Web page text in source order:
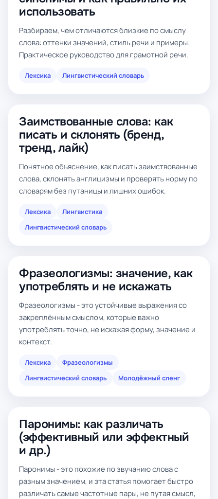
использовать
Разбираем, чем отличаются близкие по смыслу
слова: оттенки значений, стиль речи и примеры.
Практическое руководство для грамотной речи.
Лексика Лингвистический словарь
Заимствованные слова: как
писать и склонять (бренд,
тренд, лайк)
Понятное объяснение, как писать заимствованные
слова, склонять англицизмы и проверять норму по
словарям без путаницы и лишних ошибок.
Лексика
Лингвистика
Лингвистический словарь
Фразеологизмы: значение, как
употреблять и не искажать
Фразеологизмы - это устойчивые выражения со
закреплённым смыслом, которые важно
употреблять точно, не искажая форму, значение и
контекст.
Лексика
Фразеологизмы
Лингвистический словарь
Молодёжный сленг
Паронимы: как различать
(эффективный или эффектный
и др.)
Паронимы - это похожие по звучанию слова с
разным значением, и эта статья помогает быстро
различать самые частотные пары, не путая смысл,